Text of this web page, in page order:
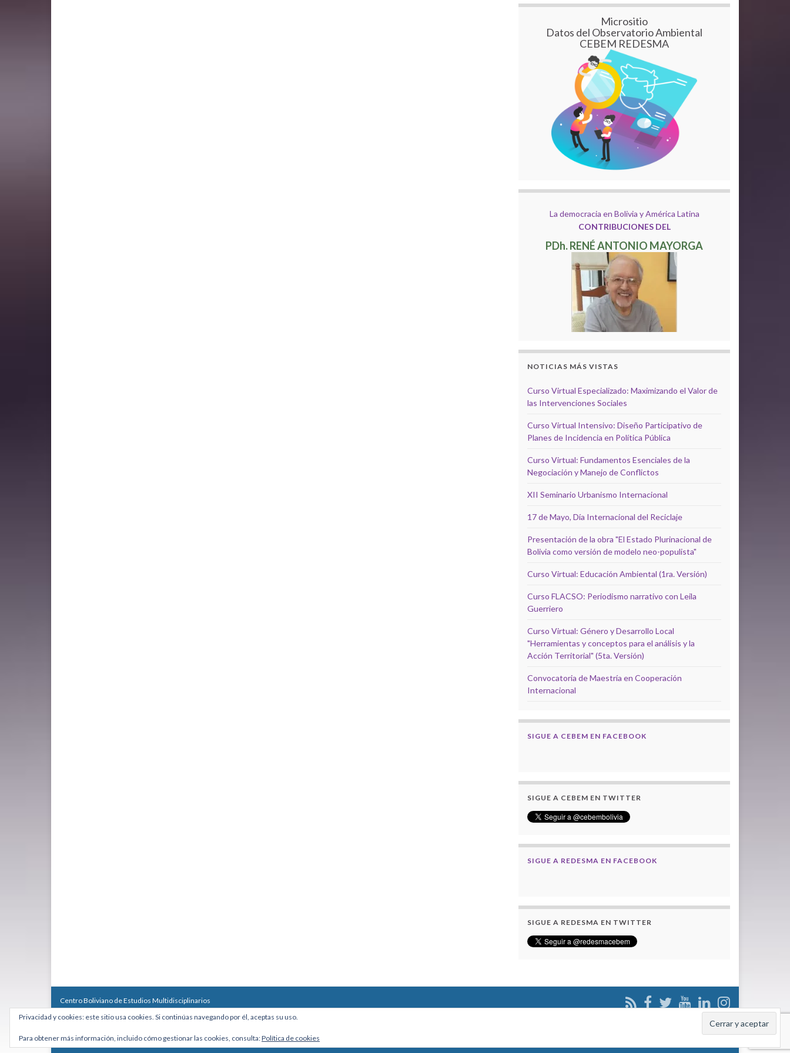
Micrositio
Datos del Observatorio Ambiental
CEBEM REDESMA
La democracia en Bolivia y América Latina
CONTRIBUCIONES DEL
PDh. RENÉ ANTONIO MAYORGA
NOTICIAS MÁS VISTAS
Curso Virtual Especializado: Maximizando el Valor de
las Intervenciones Sociales
Curso Virtual Intensivo: Diseño Participativo de
Planes de Incidencia en Política Pública
Curso Virtual: Fundamentos Esenciales de la
Negociación y Manejo de Conflictos
XII Seminario Urbanismo Internacional
17 de Mayo, Día Internacional del Reciclaje
Presentación de la obra "El Estado Plurinacional de
Bolivia como versión de modelo neo-populista"
Curso Virtual: Educación Ambiental (1ra. Versión)
Curso FLACSO: Periodismo narrativo con Leila
Guerriero
Curso Virtual: Género y Desarrollo Local
"Herramientas y conceptos para el análisis y la
Acción Territorial" (5ta. Versión)
Convocatoria de Maestría en Cooperación
Internacional
SIGUE A CEBEM EN FACEBOOK
SIGUE A CEBEM EN TWITTER
SIGUE A REDESMA EN FACEBOOK
SIGUE A REDESMA EN TWITTER
Centro Boliviano de Estudios Multidisciplinarios
Calle Macario Pinilla # 2588 esq. Av. Arce, Edificio Arcadia, Mezzanine, Of. 101 - La Paz, Bolivia
Teléfono: +591 2431818 - Celular: +591 73027636
Hecho con
por Graphene Themes.
Privacidad y cookies: este sitio usa cookies. Si continúas navegando por él, aceptas su uso.
Para obtener más información, incluido cómo gestionar las cookies, consulta:Política de cookies